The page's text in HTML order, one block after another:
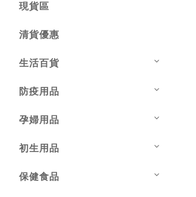
現貨區
清貨優惠
生活百貨
防疫用品
孕婦用品
初生用品
保健食品